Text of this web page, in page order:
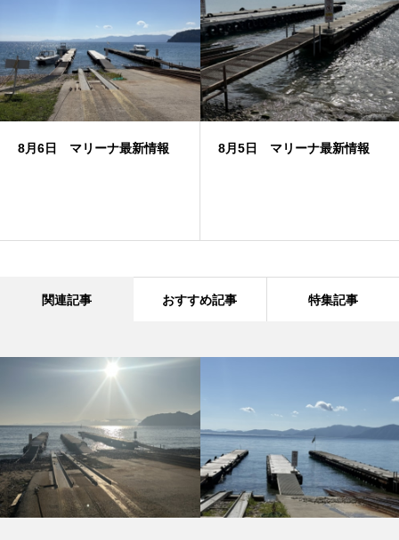
8月6日 マリーナ最新情報 8月5日 マリーナ最新情報
関連記事 おすすめ記事 特集記事